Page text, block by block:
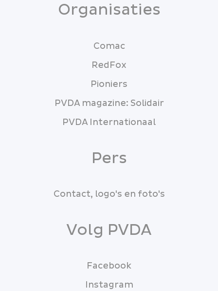
Organisaties
Comac
RedFox
Pioniers
PVDA magazine: Solidair
PVDA Internationaal
Pers
Contact, logo's en foto's
Volg PVDA
Facebook
Instagram